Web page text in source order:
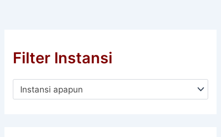
Filter Instansi
Instansi apapun